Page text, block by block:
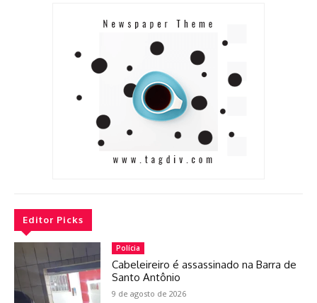
Editor Picks
Polícia
Cabeleireiro é assassinado na Barra de
Santo Antônio
9 de agosto de 2026